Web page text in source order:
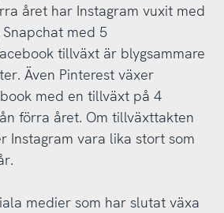
året har Instagram vuxit med
med 5
tillväxt är blygsammare
Även Pinterest växer
med en tillväxt på 4
förra året. Om tillväxttakten
Instagram vara lika stort som
medier som har slutat växa